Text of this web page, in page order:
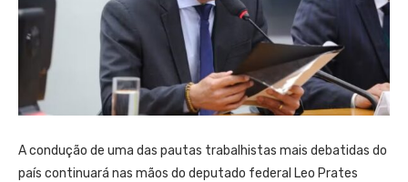
A condução de uma das pautas trabalhistas mais debatidas do
país continuará nas mãos do deputado federal Leo Prates